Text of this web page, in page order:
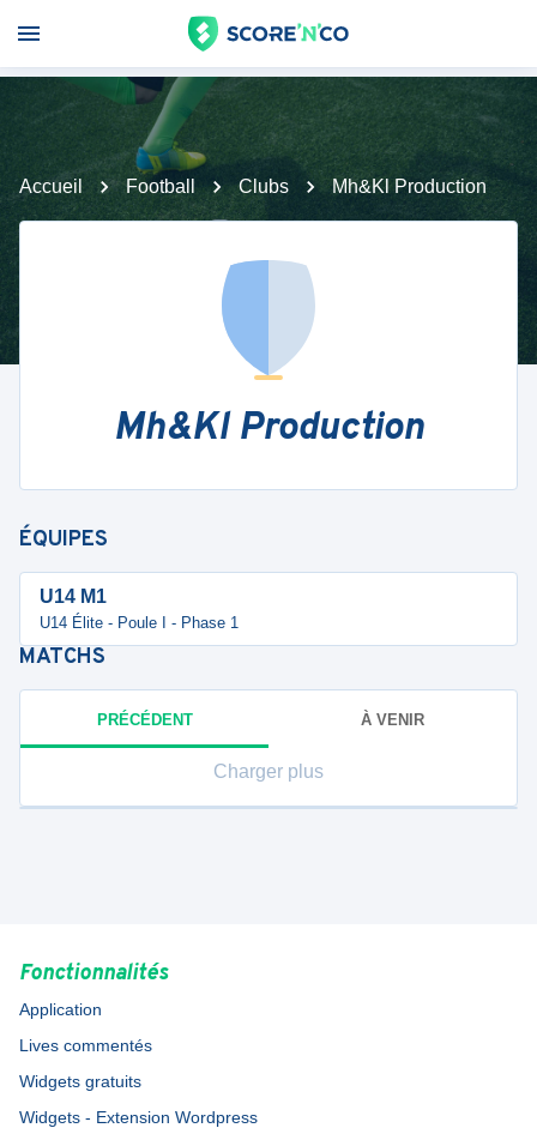
Accueil Football Clubs Mh&Kl Production
Mh&Kl Production
ÉQUIPES
U14 M1
U14 Élite - Poule I - Phase 1
MATCHS
PRÉCÉDENT À VENIR
Charger plus
Fonctionnalités
Application
Lives commentés
Widgets gratuits
Widgets - Extension Wordpress